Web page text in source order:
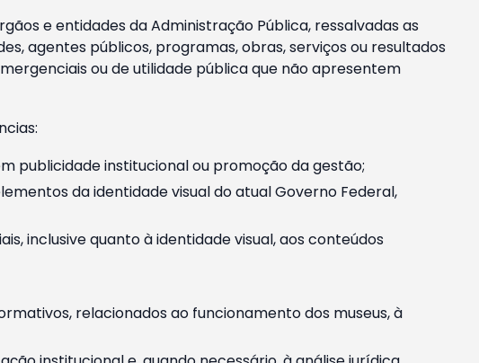
e entidades da Administração Pública, ressalvadas as
agentes públicos, programas, obras, serviços ou resultados
ou de utilidade pública que não apresentem
publicidade institucional ou promoção da gestão;
da identidade visual do atual Governo Federal,
inclusive quanto à identidade visual, aos conteúdos
relacionados ao funcionamento dos museus, à